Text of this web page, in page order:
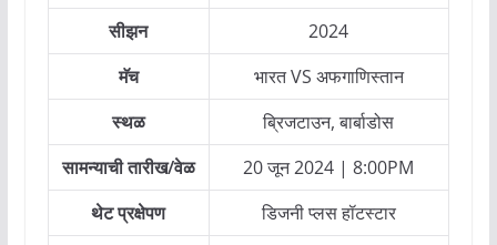
सीझन
2024
मॅच
भारत VS अफगाणिस्तान
स्थळ
ब्रिजटाउन, बार्बाडोस
सामन्याची तारीख/वेळ
20 जून 2024 | 8:00PM
थेटप्रक्षेपण
डिजनी प्लस हॉटस्टार